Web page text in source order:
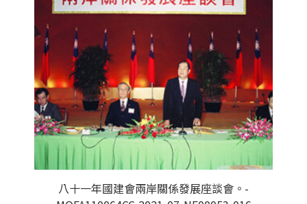
八十一年國建會兩岸關係發展座談會。-